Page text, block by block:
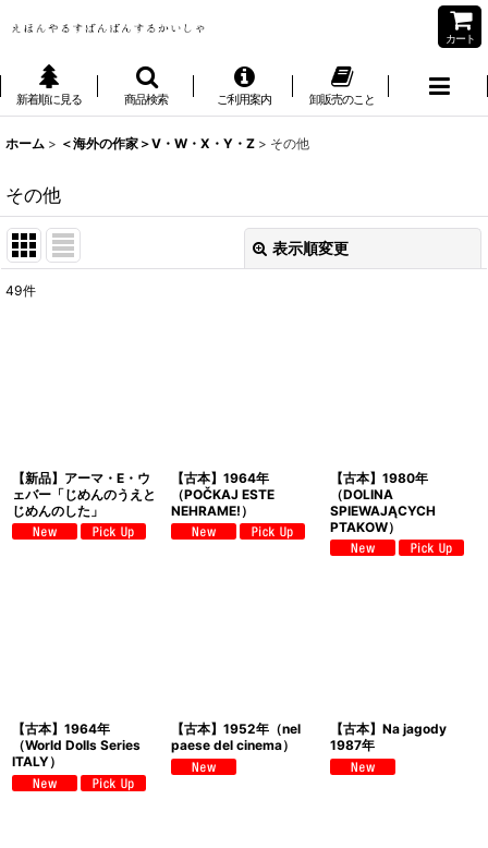
カート
新着順に見る 商品検索 ご利用案内 卸販売のこと
ホーム > ＜海外の作家＞V・W・X・Y・Z > その他
その他
表示順変更
49件
【新品】アーマ・E・ウ
ェバー「じめんのうえと
じめんのした」
【古本】1964年
（POČKAJ ESTE
NEHRAME!）
【古本】1980年
（DOLINA
SPIEWAJĄCYCH
PTAKOW）
【古本】1964年
（World Dolls Series
ITALY）
【古本】1952年（nel
paese del cinema）
【古本】Na jagody
1987年